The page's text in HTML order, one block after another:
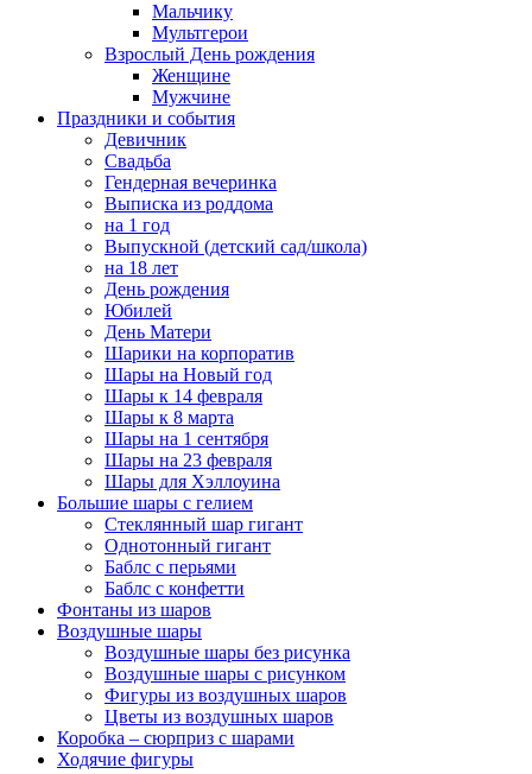
Мальчику
Мультгерои
Взрослый День рождения
Женщине
Мужчине
Праздники и события
Девичник
Свадьба
Гендерная вечеринка
Выписка из роддома
на 1 год
Выпускной (детский сад/школа)
на 18 лет
День рождения
Юбилей
День Матери
Шарики на корпоратив
Шары на Новый год
Шары к 14 февраля
Шары к 8 марта
Шары на 1 сентября
Шары на 23 февраля
Шары для Хэллоуина
Большие шары с гелием
Стеклянный шар гигант
Однотонный гигант
Баблс с перьями
Баблс с конфетти
Фонтаны из шаров
Воздушные шары
Воздушные шары без рисунка
Воздушные шары с рисунком
Фигуры из воздушных шаров
Цветы из воздушных шаров
Коробка – сюрприз с шарами
Ходячие фигуры